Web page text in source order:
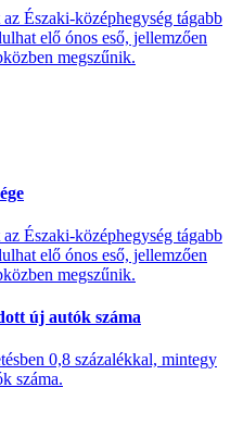
Északi-középhegység tágabb
elő ónos eső, jellemzően
megszűnik.
Északi-középhegység tágabb
elő ónos eső, jellemzően
megszűnik.
új autók száma
0,8 százalékkal, mintegy
száma.